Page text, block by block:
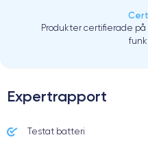
Produkter certifierade på
Expertrapport
Testat batteri